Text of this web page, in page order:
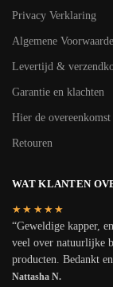
Privacy Verklaring
Algemene
Levertijd &
Garantie en klachten
Hier de
Retouren
WAT KLANTEN
★★★★★
“Geweldige kapper,
veel over natuurlijke
producten. Bedankt
Nattasha N.